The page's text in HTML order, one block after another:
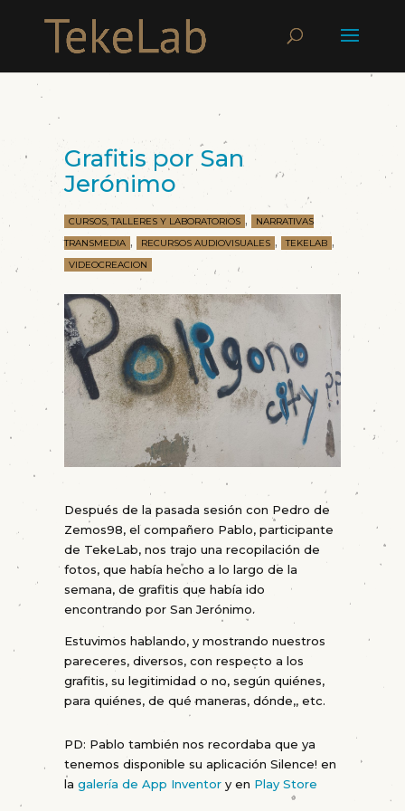
Grafitis por San
Jerónimo
CURSOS, TALLERES Y LABORATORIOS ,
NARRATIVAS
TRANSMEDIA , RECURSOS AUDIOVISUALES , TEKELAB ,
VIDEOCREACION
Después de la pasada sesión con Pedro de
Zemos98, el compañero Pablo, participante
de TekeLab, nos trajo una recopilación de
fotos, que había hecho a lo largo de la
semana, de grafitis que había ido
encontrando por San Jerónimo.
Estuvimos hablando, y mostrando nuestros
pareceres, diversos, con respecto a los
grafitis, su legitimidad o no, según quiénes,
para quiénes, de qué maneras, dónde,, etc.
PD: Pablo también nos recordaba que ya
tenemos disponible su aplicación Silence! en
la galería de App Inventory en Play Store